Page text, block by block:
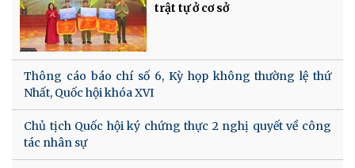
trật tự ở cơ sở
Thông cáo báo chí số 6, Kỳ họp không thường lệ thứ
Nhất, Quốc hội khóa XVI
Chủ tịch Quốc hội ký chứng thực 2 nghị quyết về công
tác nhân sự